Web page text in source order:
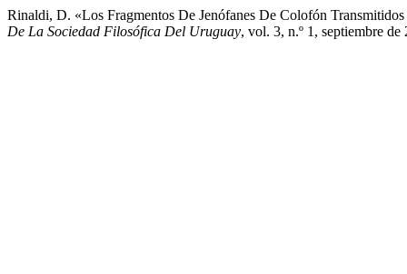
Rinaldi, D. «Los Fragmentos De Jenófanes De Colofón
De La Sociedad Filosófica Del Uruguay, vol. 3, n.º 1, septiembre